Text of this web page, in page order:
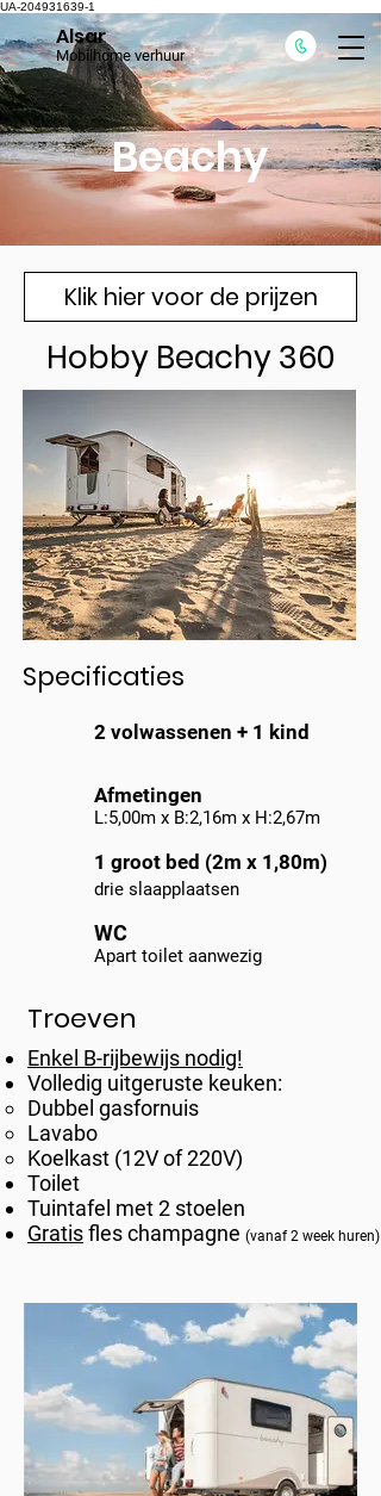
UA-204931639-1
Alsar
Mobilhome verhuur
Beachy
Klik hier voor de prijzen
Hobby Beachy 360
Specificaties
2 volwassenen + 1 kind
Afmetingen
L:5,00m x B:2,16m x H:2,67m
1 groot bed (2m x 1,80m)
drie slaapplaatsen
WC
Apart toilet aanwezig
Troeven
Enkel B-rijbewijs nodig!
Volledig uitgeruste keuken:
Dubbel gasfornuis​
Lavabo
Koelkast (12V of 220V)
Toilet
Tuintafel met 2 stoelen
Gratisfles champagne (vanaf 2 week huren)